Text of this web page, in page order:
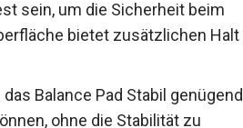
sein, um die Sicherheit beim